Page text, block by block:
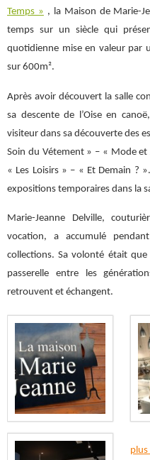
Temps » , la Maison de Marie-
temps sur un siècle qui
quotidienne mise en valeur par
sur 600m².
Après avoir découvert la salle
sa descente de l’Oise en
visiteur dans sa découverte des
Soin du Vétement » – « Mode
« Les Loisirs » – « Et Demain ?
expositions temporaires dans la
Marie-Jeanne Delville,
vocation, a accumulé
collections. Sa volonté était
passerelle entre les
retrouvent et échangent.
plus